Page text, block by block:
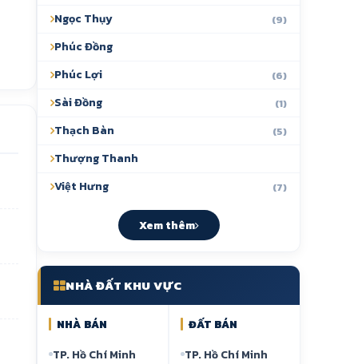
Ngọc Thụy (9)
Phúc Đồng
Phúc Lợi
(6)
Sài Đồng (1)
Thạch Bàn (5)
Thượng Thanh
Việt Hưng
(7)
Xem thêm
NHÀ ĐẤT KHU VỰC
NHÀ BÁN
TP. Hồ Chí Minh
ĐẤT BÁN
TP. Hồ Chí Minh